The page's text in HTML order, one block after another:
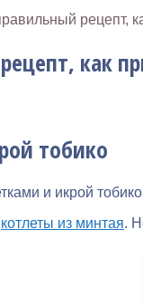
рецепт,
как
тобико
и икрой
котлеты из минтая.